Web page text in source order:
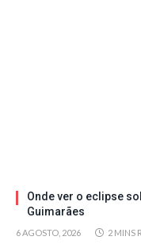
Onde ver o eclipse
Guimarães
6 AGOSTO, 2026 2 MINS